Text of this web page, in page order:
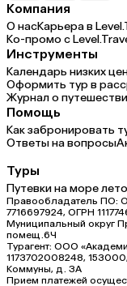
Компания
О насКарьера в
Ко-промо с
Инструменты
Календарь низких
Оформить тур в
Журнал о
Помощь
Как забронировать
Ответы на вопросы
Туры
Путевки на море
Правообладатель ПО:
7716697924, ОГРН
Муниципальный округ
помещ.6Ч
Турагент: ООО
1173702008248,
Коммуны, д. ЗА
Прием платежей